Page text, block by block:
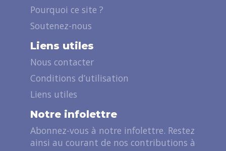
Pourquoi ce site ?
Soutenez-nous
Liens utiles
Nous contacter
Conditions d’utilisation
Liens utiles
Notre infolettre
Abonnez-vous à notre infolettre. Restez
ainsi au courant de nos contributions à